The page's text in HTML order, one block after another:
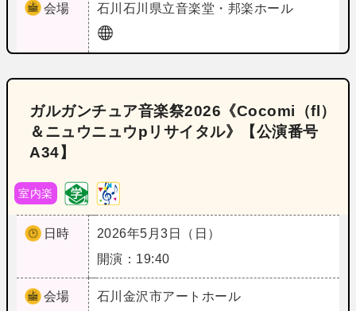
会場 石川 石川県立音楽堂・邦楽ホール
ガルガンチュア音楽祭2026《Cocomi（fl）
＆ニュウニュウpリサイタル》【公演番号
A34】
室内楽
日時
2026年5月3日（日）
開演：19:40
会場 石川 金沢市アートホール